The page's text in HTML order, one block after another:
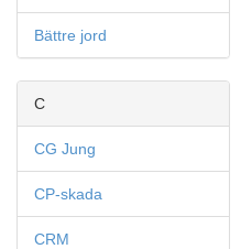
Bättre jord
C
CG Jung
CP-skada
CRM